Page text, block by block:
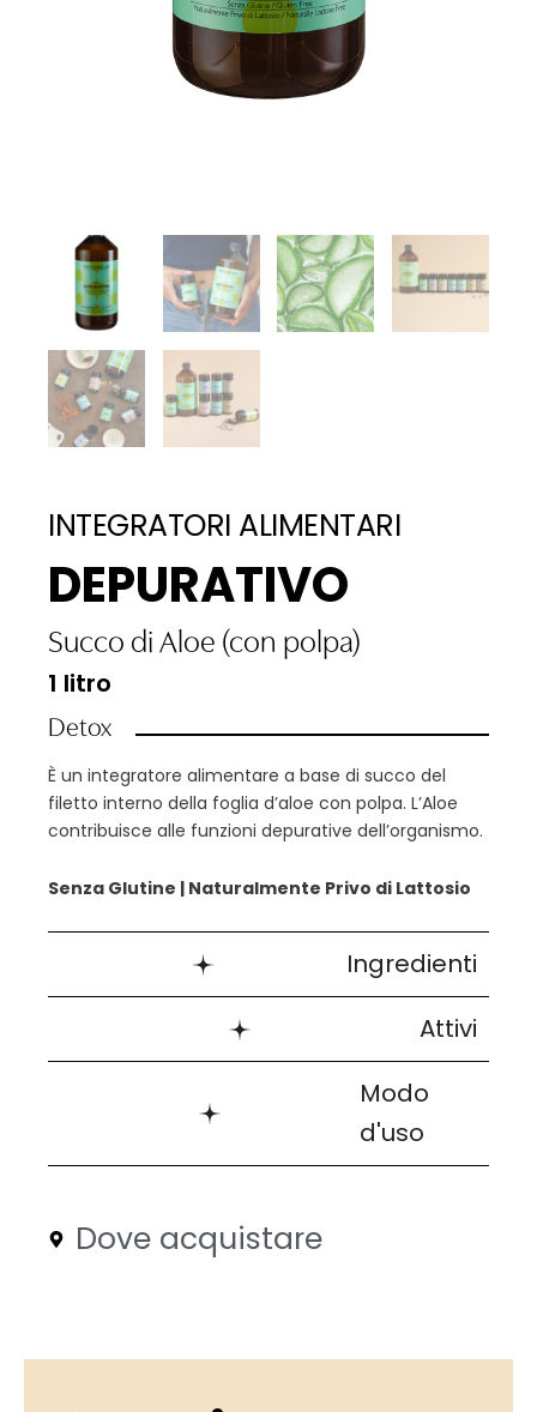
INTEGRATORI ALIMENTARI
DEPURATIVO
Succo di Aloe (con polpa)
1 litro
Detox
È un integratore alimentare a base di succo del
filetto interno della foglia d’aloe con polpa. L’Aloe
contribuisce alle funzioni depurative dell’organismo.
Senza Glutine | Naturalmente Privo di Lattosio
Ingredienti
Attivi
Modo
d'uso
Dove acquistare